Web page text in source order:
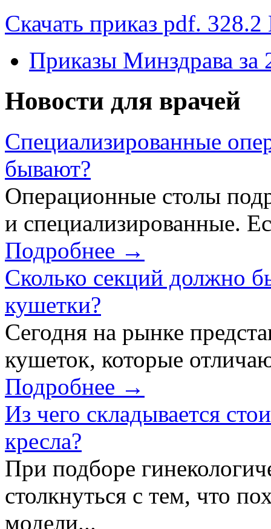
Скачать приказ pdf.
Приказы Минздрава за
Новости для врачей
Специализированные
бывают?
Операционные столы
и специализированные.
Подробнее →
Сколько секций должно
кушетки?
Сегодня на рынке
кушеток, которые
Подробнее →
Из чего складывается
кресла?
При подборе
столкнуться с тем, что
модели...